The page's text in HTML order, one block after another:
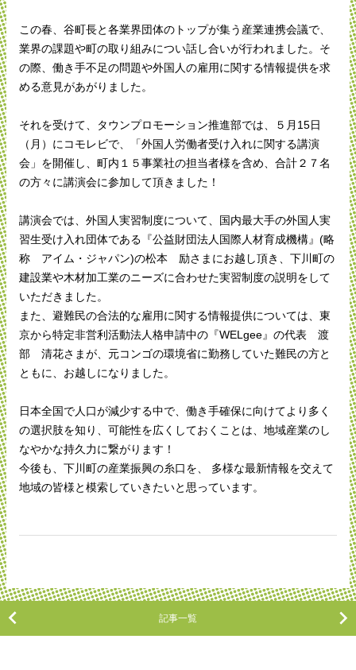
この春、谷町長と各業界団体のトップが集う産業連携会議で、
業界の課題や町の取り組みについ話し合いが行われました。そ
の際、働き手不足の問題や外国人の雇用に関する情報提供を求
める意見があがりました。
それを受けて、タウンプロモーション推進部では、５月15日
（月）にコモレビで、「外国人労働者受け入れに関する講演
会」を開催し、町内１５事業社の担当者様を含め、合計２７名
の方々に講演会に参加して頂きました！
講演会では、外国人実習制度について、国内最大手の外国人実
習生受け入れ団体である『公益財団法人国際人材育成機構』(略
称 アイム・ジャパン)の松本 励さまにお越し頂き、下川町の
建設業や木材加工業のニーズに合わせた実習制度の説明をして
いただきました。
また、避難民の合法的な雇用に関する情報提供については、東
京から特定非営利活動法人格申請中の『WELgee』の代表 渡
部 清花さまが、元コンゴの環境省に勤務していた難民の方と
ともに、お越しになりました。
日本全国で人口が減少する中で、働き手確保に向けてより多く
の選択肢を知り、可能性を広くしておくことは、地域産業のし
なやかな持久力に繋がります！
今後も、下川町の産業振興の糸口を、 多様な最新情報を交えて
地域の皆様と模索していきたいと思っています。
記事一覧